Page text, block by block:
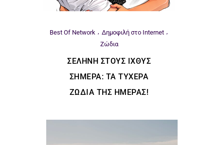
Best Of Network
Δημοφιλή στο Internet
Ζώδια
ΣΕΛΉΝΗ ΣΤΟΥΣ ΙΧΘΎΣ
ΣΉΜΕΡΑ: ΤΑ ΤΥΧΕΡΆ
ΖΏΔΙΑ ΤΗΣ ΗΜΈΡΑΣ!